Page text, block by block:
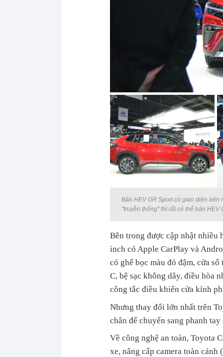
Bản HEV GR Sport có giao diện
"truyền thống" thì rất có thể bản HEV
Bên trong được cập nhật
inch có Apple CarPlay và
có ghế bọc màu đỏ đậm, cửa
C, bệ sạc không dây, điều hòa
công tắc điều khiển cửa kính
Nhưng thay đổi lớn nhất trên
chân để chuyển sang phanh
Về công nghệ an toàn, Toyota
xe, nâng cấp camera toàn